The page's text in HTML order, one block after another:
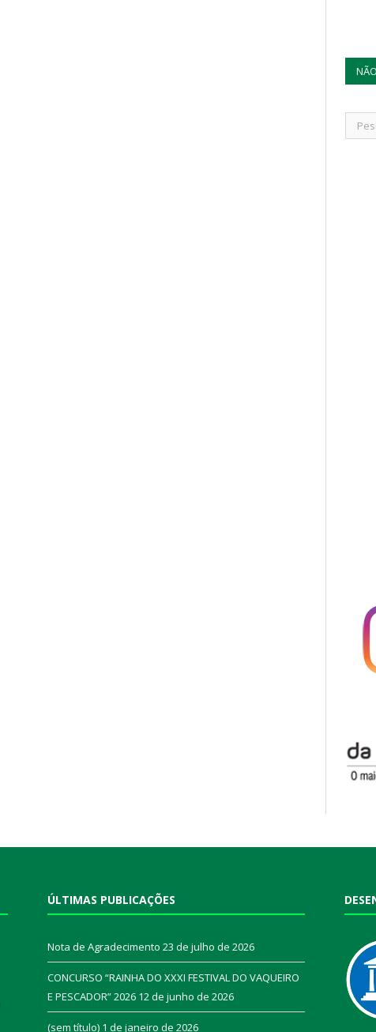
ÚLTIMAS PUBLICAÇÕES
Nota de Agradecimento 23 de julho de 2026
CONCURSO “RAINHA DO XXXI FESTIVAL DO VAQUEIRO
E PESCADOR” 2026 12 de junho de 2026
(sem título) 1 de janeiro de 2026